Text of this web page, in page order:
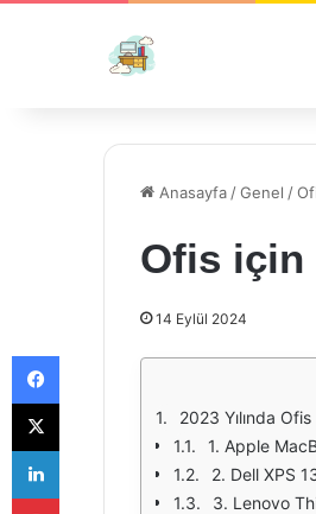
Anasayfa /Genel /
Ofis için
14 Eylül 2024
2023 Yılında
1. Apple
2. Dell XPS
3. Lenovo
Facebook
X
LinkedIn
Pinterest